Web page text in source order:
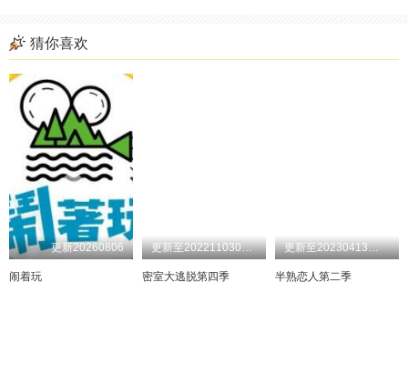
20250603
20250610 20250611
20250616
20250620 20250621
20250624 20250626
20250706 20250707
20250711 20250712 20250713 20250714
20241210期
20241214期 20241215期
20241218期
20241227期 20241228期
20241231期 20250101期
20250105期 20250107期
20250111期 20250112期 20250113期 20250115期
20250112
20250119 20250126
20250208
20250215 20250221
20250225 20250227
20250305 20250306
20250311 20250316 20250317 20250318
20191101期
20191201期 20191218期
20200101期
20200224期 20200225期
20200301期 20200302期
20200305期 20200306期
20200316期 20200317期
猜你喜欢
更新20260806
闹着玩
更新至202211030713体验版期
密室大逃脱第四季
更新至20230413加更版期
半熟恋人第二季